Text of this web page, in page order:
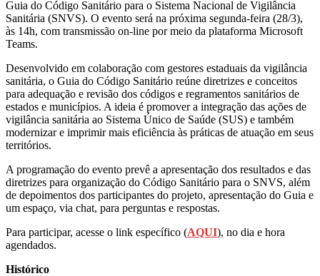
Guia do Código Sanitário para o Sistema Nacional de Vigilância
Sanitária (SNVS). O evento será na próxima segunda-feira (28/3),
às 14h, com transmissão on-line por meio da plataforma Microsoft
Teams.
Desenvolvido em colaboração com gestores estaduais da vigilância
sanitária, o Guia do Código Sanitário reúne diretrizes e conceitos
para adequação e revisão dos códigos e regramentos sanitários de
estados e municípios. A ideia é promover a integração das ações de
vigilância sanitária ao Sistema Único de Saúde (SUS) e também
modernizar e imprimir mais eficiência às práticas de atuação em seus
territórios.
A programação do evento prevê a apresentação dos resultados e das
diretrizes para organização do Código Sanitário para o SNVS, além
de depoimentos dos participantes do projeto, apresentação do Guia e
um espaço, via chat, para perguntas e respostas.
Para participar, acesse o link específico (AQUI), no dia e hora
agendados.
Histórico